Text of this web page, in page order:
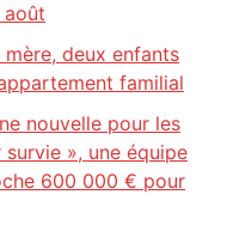
août
deux enfants
familial
nouvelle pour les
», une équipe
600 000 € pour